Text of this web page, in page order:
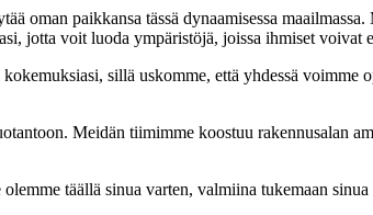
oman paikkansa tässä dynaamisessa
jotta voit luoda ympäristöjä, joissa ihmiset voivat
sillä uskomme, että yhdessä
Meidän tiimimme koostuu rakennusalan
täällä sinua varten, valmiina tukemaan